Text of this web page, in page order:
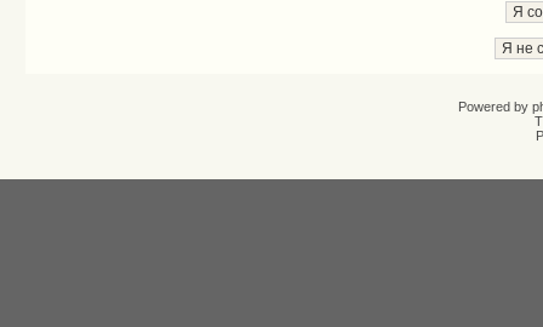
Powered by